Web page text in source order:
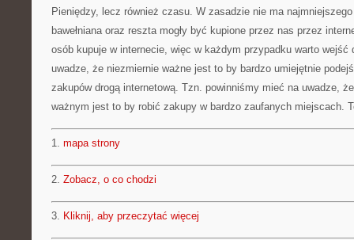
Pieniędzy, lecz również czasu. W zasadzie nie ma
bawełniana oraz reszta mogły być kupione przez nas przez
osób kupuje w internecie, więc w każdym przypadku warto wejść
uwadze, że niezmiernie ważne jest to by bardzo umiejętnie
zakupów drogą internetową. Tzn. powinniśmy mieć na uwadze,
ważnym jest to by robić zakupy w bardzo zaufanych miejscach.
1. mapa strony
2. Zobacz, o co chodzi
3. Kliknij, aby przeczytać więcej